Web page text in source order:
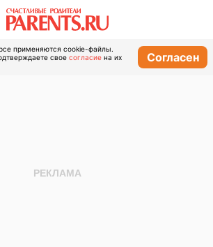
применяются cookie-файлы.
свое согласие на их
Согласен